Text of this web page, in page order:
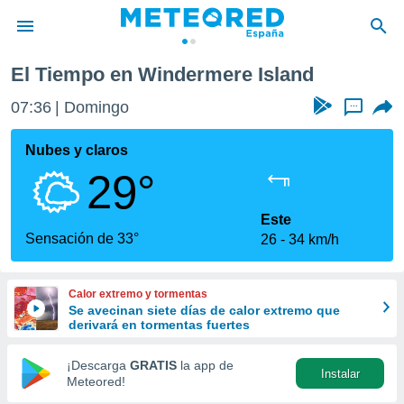
de
por
que se
calidad.
a este
las
y
forma
digital
basada
El Tiempo en Windermere Island
07:36 Domingo ...
Nubes y claros
29°
Sensación de 33°
Este
26
34 km/h
Calor extremo y tormentas
Se avecinan siete días de calor extremo que
derivará en tormentas fuertes
¡Descarga GRATIS la app de
Meteored!
Instalar